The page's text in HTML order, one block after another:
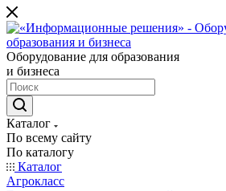
Оборудование для образования
и бизнеса
Каталог
По всему сайту
По каталогу
Каталог
Агрокласс